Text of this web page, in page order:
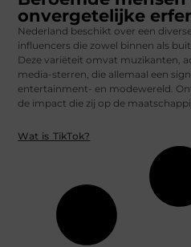
onvergetelijke
Nederland beschikt over een
influencers die zowel binnen als
Deze variëteit omvat muzikanten,
media-sterren, die allemaal een
entertainment- en modewereld.
de impact die zij op de
Wat is TikTok?